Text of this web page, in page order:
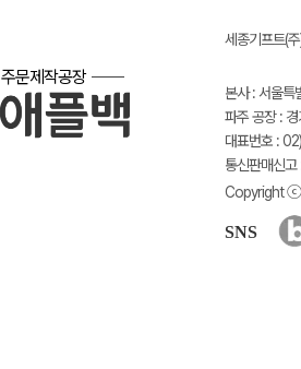
주문제작공장
세종기프트(
본사 : 서울
파주 공장 :
대표번호 :
통신판매신
Copyright ⓒ
SNS